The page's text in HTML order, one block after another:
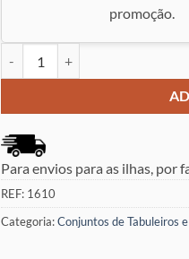
promoção.
Para envios para as ilhas, por
REF: 1610
Categoria:Conjuntos de Tabuleiros